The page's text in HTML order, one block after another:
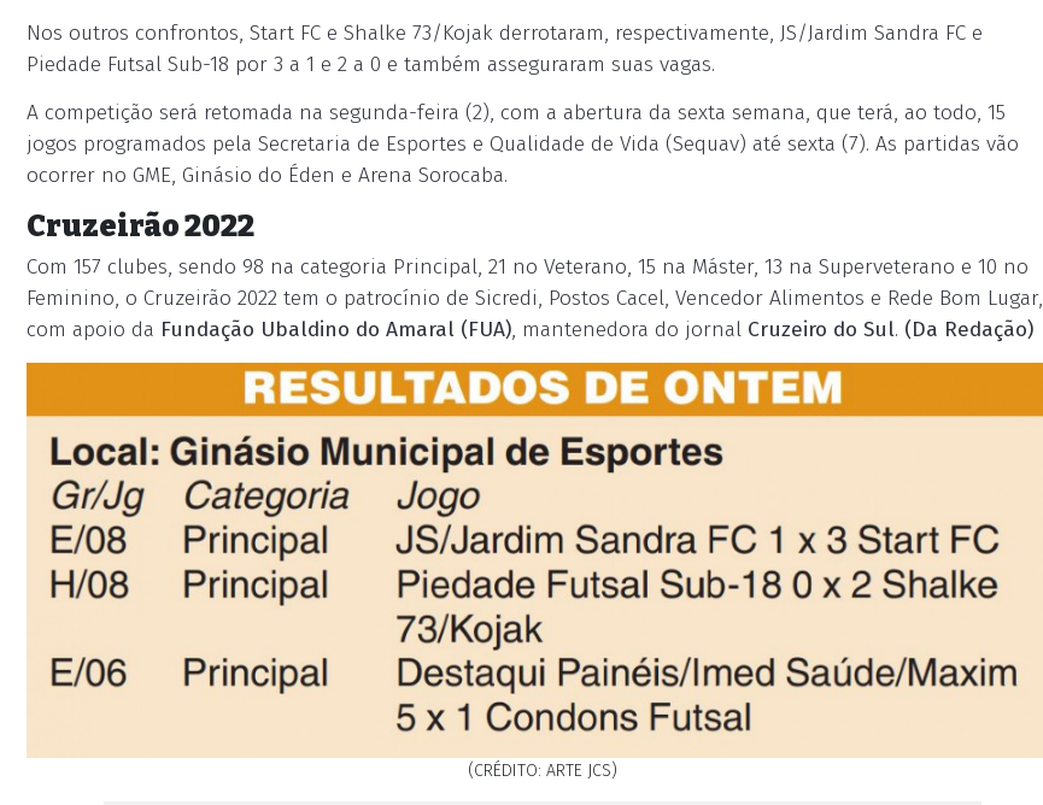
Nos outros confrontos, Start FC e Shalke 73/Kojak derrotaram, respectivamente, JS/Jardim Sandra FC e
Piedade Futsal Sub-18 por 3 a 1 e 2 a 0 e também asseguraram suas vagas.
A competição será retomada na segunda-feira (2), com a abertura da sexta semana, que terá, ao todo, 15
jogos programados pela Secretaria de Esportes e Qualidade de Vida (Sequav) até sexta (7). As partidas vão
ocorrer no GME, Ginásio do Éden e Arena Sorocaba.
Cruzeirão 2022
Com 157 clubes, sendo 98 na categoria Principal, 21 no Veterano, 15 na Máster, 13 na Superveterano e 10 no
Feminino, o Cruzeirão 2022 tem o patrocínio de Sicredi, Postos Cacel, Vencedor Alimentos e Rede Bom Lugar,
com apoio da Fundação Ubaldino do Amaral (FUA), mantenedora do jornal Cruzeiro do Sul. (Da Redação)
(CRÉDITO: ARTE JCS)